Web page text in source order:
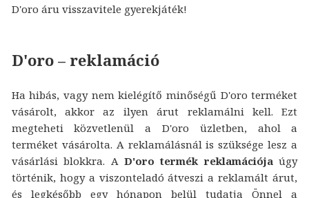
D'oro áru visszavitele gyerekjáték!
D'oro – reklamáció
Ha hibás, vagy nem kielégítő minőségű D'oro terméket
vásárolt, akkor az ilyen árut reklamálni kell. Ezt
megteheti közvetlenül a D'oro üzletben, ahol a
terméket vásárolta. A reklamálásnál is szüksége lesz a
vásárlási blokkra. A D'oro termék reklamációja úgy
történik, hogy a viszonteladó átveszi a reklamált árut,
és legkésőbb egy hónapon belül tudatja Önnel a